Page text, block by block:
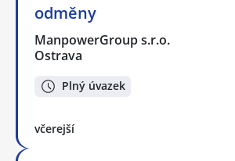
odměny
ManpowerGroup s.r.o.
Ostrava
Plný úvazek
včerejší